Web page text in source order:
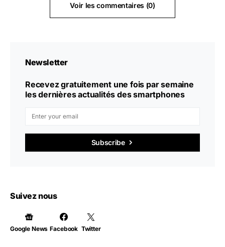
Voir les commentaires (0)
Newsletter
Recevez gratuitement une fois par semaine
les dernières actualités des smartphones
Subscribe
Suivez nous
Google News Facebook Twitter